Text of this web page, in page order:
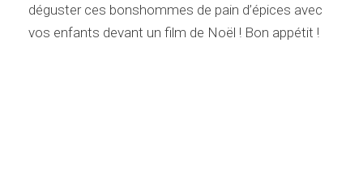
déguster ces bonshommes de pain d’épices avec
vos enfants devant un film de Noël ! Bon appétit !